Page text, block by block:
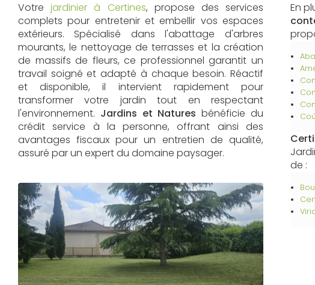
Votrejardinier à Certines, propose des services
complets pour entretenir et embellir vos espaces
extérieurs. Spécialisé dans l'abattage d'arbres
mourants, le nettoyage de terrasses et la création
de massifs de fleurs, ce professionnel garantit un
travail soigné et adapté à chaque besoin. Réactif
et disponible, il intervient rapidement pour
transformer votre jardin tout en respectant
l'environnement. Jardins et Naturesbénéficie du
crédit service à la personne, offrant ainsi des
avantages fiscaux pour un entretien de qualité,
assuré par un expert du domaine paysager.
En
de :